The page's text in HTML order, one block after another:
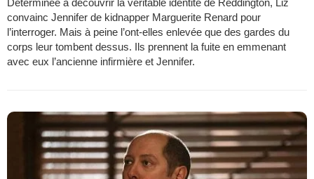
Déterminée à découvrir la véritable identité de Reddington, Liz
convainc Jennifer de kidnapper Marguerite Renard pour
l’interroger. Mais à peine l’ont-elles enlevée que des gardes du
corps leur tombent dessus. Ils prennent la fuite en emmenant
avec eux l’ancienne infirmière et Jennifer.